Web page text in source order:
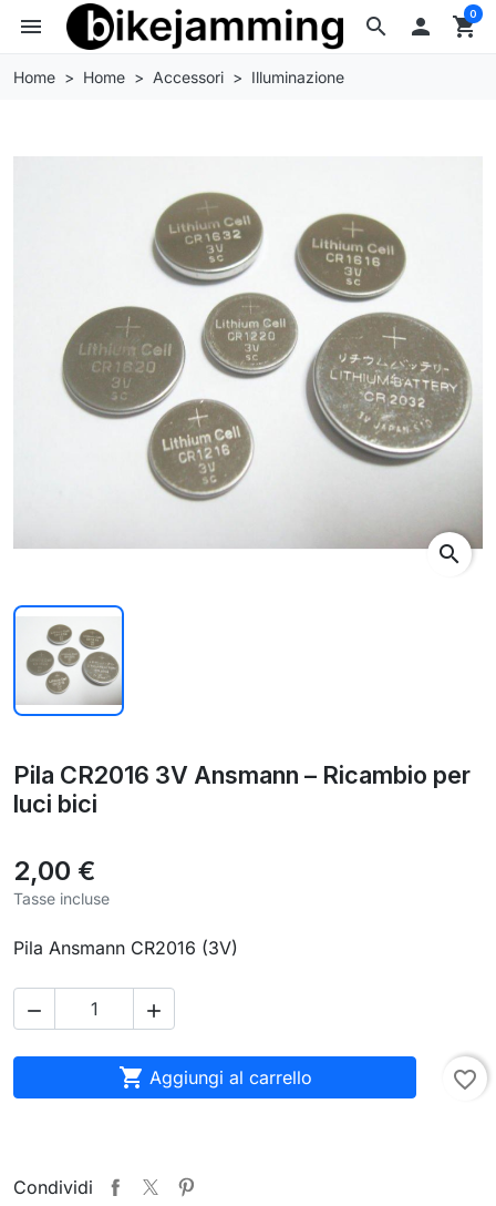
search
menu  shopping_cart
0
Home Home Accessori Illuminazione
search
Pila CR2016 3V Ansmann – Ricambio per
luci bici
2,00 €
Tasse incluse
Pila Ansmann CR2016 (3V)
 
 Aggiungi al carrello favorite_border
Condividi